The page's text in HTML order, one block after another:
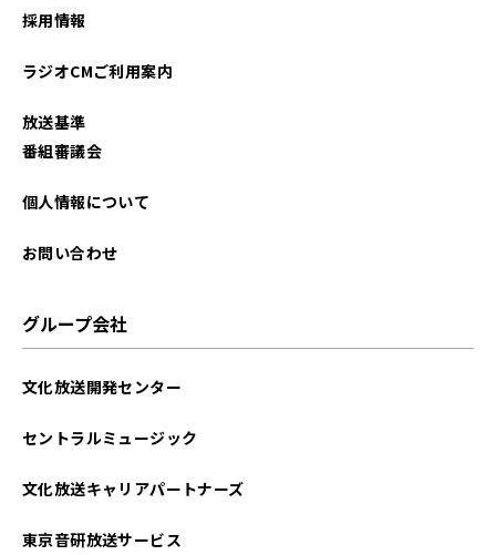
採用情報
ラジオCMご利用案内
放送基準
番組審議会
個人情報について
お問い合わせ
グループ会社
文化放送開発センター
セントラルミュージック
文化放送キャリアパートナーズ
東京音研放送サービス